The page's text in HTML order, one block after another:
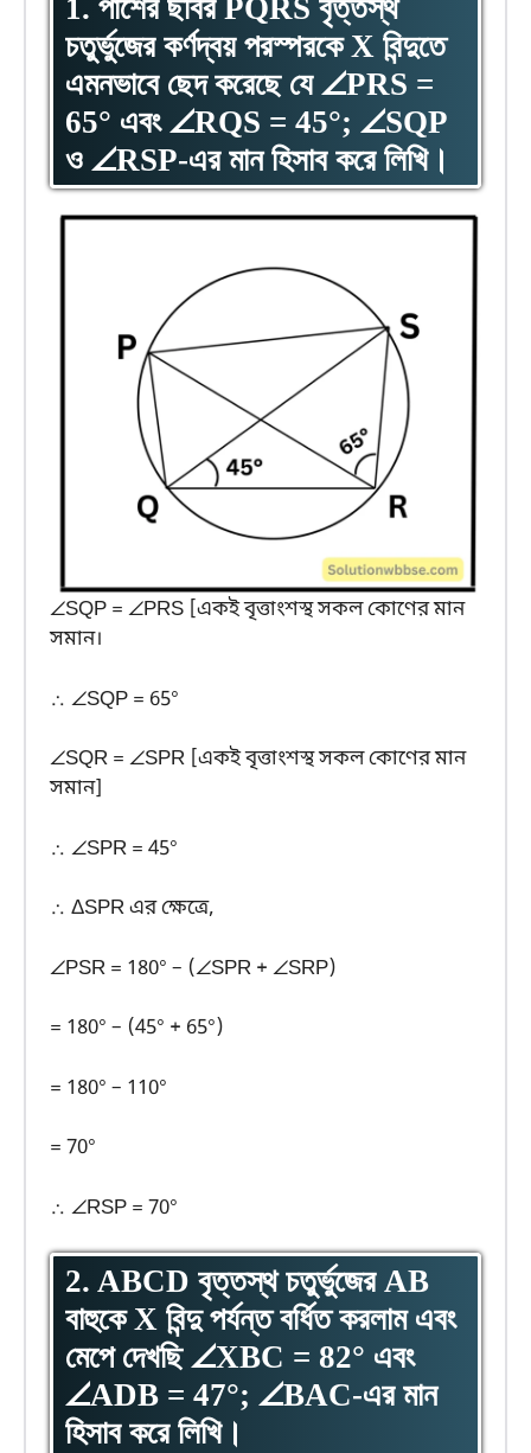
1. পাশের ছবির PQRS বৃত্তস্থ
চতুর্ভুজের কর্ণদ্বয় পরস্পরকে X বিন্দুতে
এমনভাবে ছেদ করেছে যে ∠PRS =
65° এবং ∠RQS = 45°; ∠SQP
ও ∠RSP-এর মান হিসাব করে লিখি।
∠SQP = ∠PRS [একই বৃত্তাংশস্থ সকল কোণের মান
সমান।
∴ ∠SQP = 65°
∠SQR = ∠SPR [একই বৃত্তাংশস্থ সকল কোণের মান
সমান]
∴ ∠SPR = 45°
∴ ΔSPR এর ক্ষেত্রে,
∠PSR = 180° – (∠SPR + ∠SRP)
= 180° – (45° + 65°)
= 180° – 110°
= 70°
∴ ∠RSP = 70°
2. ABCD বৃত্তস্থ চতুর্ভুজের AB
বাহুকে X বিন্দু পর্যন্ত বর্ধিত করলাম এবং
মেপে দেখছি ∠XBC = 82° এবং
∠ADB = 47°; ∠BAC-এর মান
হিসাব করে লিখি।